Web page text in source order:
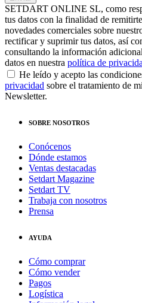
SETDART ONLINE SL, como
tus datos con la finalidad de
novedades comerciales sobre
rectificar y suprimir tus datos, así
consultando la información
datos en nuestra política de
He leído y acepto las
privacidad sobre el tratamiento de
Newsletter.
SOBRE NOSOTROS
Conócenos
Dónde estamos
Ventas destacadas
Setdart Magazine
Setdart TV
Trabaja con nosotros
Prensa
AYUDA
Cómo comprar
Cómo vender
Pagos
Logística